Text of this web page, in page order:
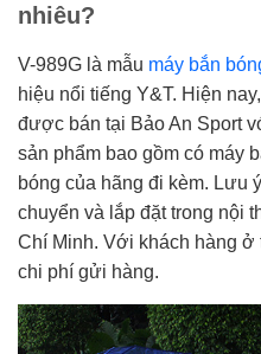
nhiêu?
V-989G là mẫu máy bắn
hiệu nổi tiếng Y&T. Hiện
được bán tại Bảo An Sport
sản phẩm bao gồm có máy
bóng của hãng đi kèm. Lưu
chuyển và lắp đặt trong nội
Chí Minh. Với khách hàng ở
chi phí gửi hàng.